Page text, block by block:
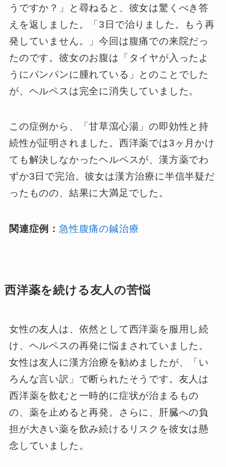
うですか？」と尋ねると、彼女は驚くべき答
えを返しました。「3日で治りました。もう再
発していません。」今回は腹痛での来院だっ
たのです。彼女のお腹は「タイヤが入ったよ
うにパンパンに腫れている」とのことでした
が、ヘルペスは完全に消失していました。
この症例から、「甘草瀉心湯」の即効性と持
続性が証明されました。西洋薬では3ヶ月かけ
ても解決しなかったヘルペスが、漢方薬でわ
ずか3日で完治。彼女は漢方治療に半信半疑だ
ったものの、結果に大満足でした。
関連症例： 急性腹痛の鍼治療
西洋薬を続ける友人の苦悩
女性の友人は、依然として西洋薬を服用し続
け、ヘルペスの再発に悩まされていました。
女性は友人に漢方治療を勧めましたが、「い
ろんな言い訳」で断られたそうです。友人は
西洋薬を飲むと一時的に症状が治まるもの
の、薬を止めると再発。さらに、肝臓への負
担が大きい薬を飲み続けるリスクを彼女は懸
念していました。